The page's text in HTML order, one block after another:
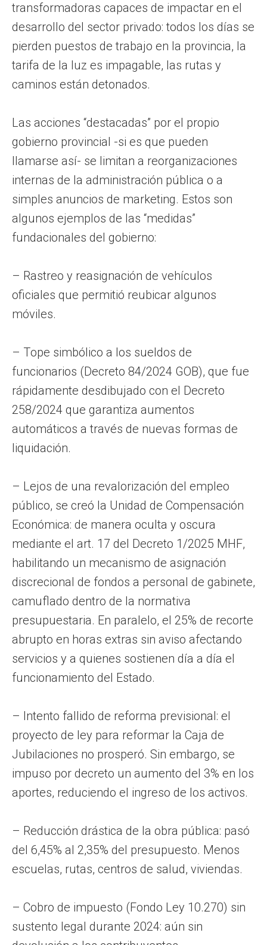
transformadoras capaces de impactar en el
desarrollo del sector privado: todos los días se
pierden puestos de trabajo en la provincia, la
tarifa de la luz es impagable, las rutas y
caminos están detonados.
Las acciones “destacadas” por el propio
gobierno provincial -si es que pueden
llamarse así- se limitan a reorganizaciones
internas de la administración pública o a
simples anuncios de marketing. Estos son
algunos ejemplos de las “medidas”
fundacionales del gobierno:
– Rastreo y reasignación de vehículos
oficiales que permitió reubicar algunos
móviles.
– Tope simbólico a los sueldos de
funcionarios (Decreto 84/2024 GOB), que fue
rápidamente desdibujado con el Decreto
258/2024 que garantiza aumentos
automáticos a través de nuevas formas de
liquidación.
– Lejos de una revalorización del empleo
público, se creó la Unidad de Compensación
Económica: de manera oculta y oscura
mediante el art. 17 del Decreto 1/2025 MHF,
habilitando un mecanismo de asignación
discrecional de fondos a personal de gabinete,
camuflado dentro de la normativa
presupuestaria. En paralelo, el 25% de recorte
abrupto en horas extras sin aviso afectando
servicios y a quienes sostienen día a día el
funcionamiento del Estado.
– Intento fallido de reforma previsional: el
proyecto de ley para reformar la Caja de
Jubilaciones no prosperó. Sin embargo, se
impuso por decreto un aumento del 3% en los
aportes, reduciendo el ingreso de los activos.
– Reducción drástica de la obra pública: pasó
del 6,45% al 2,35% del presupuesto. Menos
escuelas, rutas, centros de salud, viviendas.
– Cobro de impuesto (Fondo Ley 10.270) sin
sustento legal durante 2024: aún sin